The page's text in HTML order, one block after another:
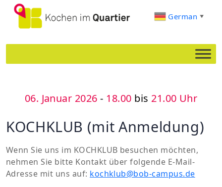
German ▼
06. Januar 2026- 18.00 bis 21.00 Uhr
KOCHKLUB (mit Anmeldung)
Wenn Sie uns im KOCHKLUB besuchen möchten,
nehmen Sie bitte Kontakt über folgende E-Mail-
Adresse mit uns auf: kochklub@bob-campus.de